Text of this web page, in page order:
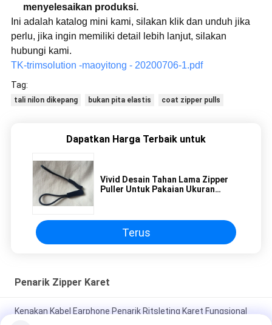
menyelesaikan produksi.
Ini adalah katalog mini kami, silakan klik dan unduh jika
perlu, jika ingin memiliki detail lebih lanjut, silakan
hubungi kami.
TK-trimsolution -maoyitong - 20200706-1.pdf
Tag:
tali nilon dikepang bukan pita elastis coat zipper pulls
Dapatkan Harga Terbaik untuk
Vivid Desain Tahan Lama Zipper
Puller Untuk Pakaian Ukuran
Terus
Penarik Zipper Karet
Kenakan Kabel Earphone Penarik Ritsleting Karet Fungsional